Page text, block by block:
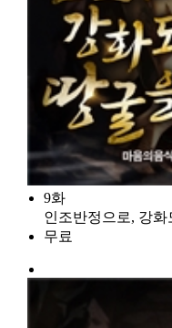
9화
인조반정으로, 강
무료